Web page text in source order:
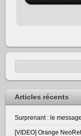
Articles récents
Surprenant : le
[VIDEO] Orange